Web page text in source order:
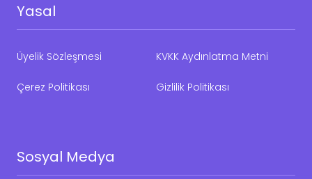
Yasal
Üyelik Sözleşmesi KVKK Aydınlatma Metni
Çerez Politikası Gizlilik Politikası
Sosyal Medya